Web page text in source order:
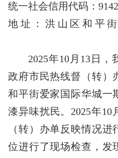
统一社会信用代码：
地址：洪山区和平
2025年10月13日
政府市民热线督（转）
和平街爱家国际华城一
漆异味扰民。2025年10
（转）办单反映情况
位进行了现场检查，发